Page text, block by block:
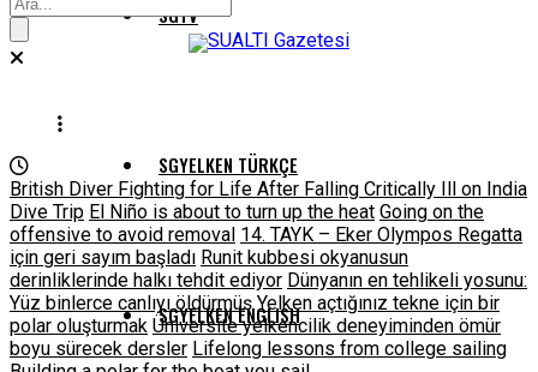
SGTV
SGYELKEN TÜRKÇE
SGYELKEN ENGLISH
British Diver Fighting for Life After Falling Critically Ill on India
Dive Trip El Niño is about to turn up the heat Going on the
offensive to avoid removal 14. TAYK – Eker Olympos Regatta
için geri sayım başladı Runit kubbesi okyanusun
derinliklerinde halkı tehdit ediyor Dünyanın en tehlikeli yosunu:
Yüz binlerce canlıyı öldürmüş Yelken açtığınız tekne için bir
polar oluşturmak Üniversite yelkencilik deneyiminden ömür
boyu sürecek dersler Lifelong lessons from college sailing